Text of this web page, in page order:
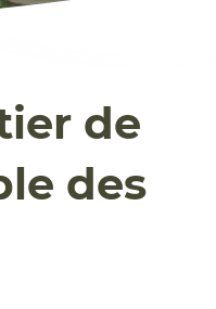
de
des